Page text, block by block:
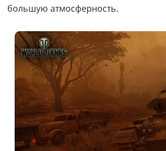
большую атмосферность.